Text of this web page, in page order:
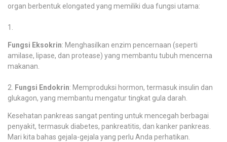
organ berbentuk elongated yang memiliki dua fungsi utama:
Fungsi Eksokrin: Menghasilkan enzim pencernaan (seperti
amilase, lipase, dan protease) yang membantu tubuh mencerna
makanan.
Fungsi Endokrin: Memproduksi hormon, termasuk insulin dan
glukagon, yang membantu mengatur tingkat gula darah.
Kesehatan pankreas sangat penting untuk mencegah berbagai
penyakit, termasuk diabetes, pankreatitis, dan kanker pankreas.
Mari kita bahas gejala-gejala yang perlu Anda perhatikan.